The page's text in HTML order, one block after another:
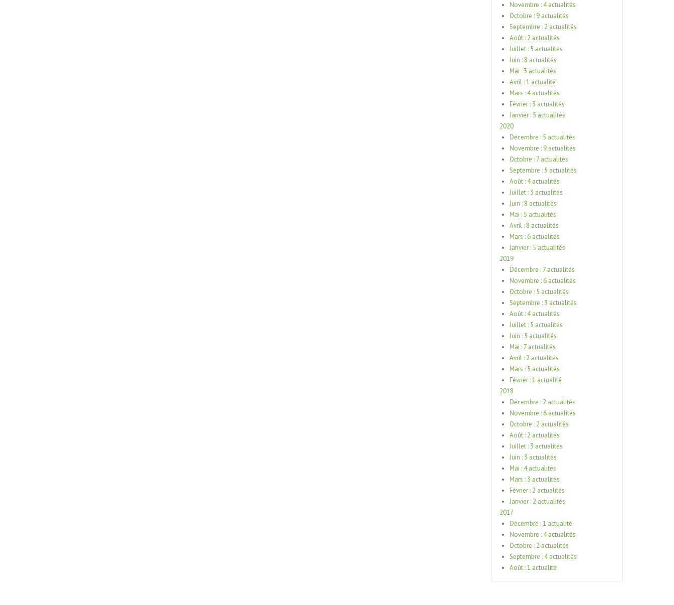
Novembre : 4 actualités
Octobre : 9 actualités
Septembre : 2 actualités
Août : 2 actualités
Juillet : 5 actualités
Juin : 8 actualités
Mai : 3 actualités
Avril : 1 actualité
Mars : 4 actualités
Février : 3 actualités
Janvier : 5 actualités
2020
Décembre : 5 actualités
Novembre : 9 actualités
Octobre : 7 actualités
Septembre : 5 actualités
Août : 4 actualités
Juillet : 3 actualités
Juin : 8 actualités
Mai : 5 actualités
Avril : 8 actualités
Mars : 6 actualités
Janvier : 5 actualités
2019
Décembre : 7 actualités
Novembre : 6 actualités
Octobre : 5 actualités
Septembre : 3 actualités
Août : 4 actualités
Juillet : 5 actualités
Juin : 5 actualités
Mai : 7 actualités
Avril : 2 actualités
Mars : 5 actualités
Février : 1 actualité
2018
Décembre : 2 actualités
Novembre : 6 actualités
Octobre : 2 actualités
Août : 2 actualités
Juillet : 3 actualités
Juin : 3 actualités
Mai : 4 actualités
Mars : 3 actualités
Février : 2 actualités
Janvier : 2 actualités
2017
Décembre : 1 actualité
Novembre : 4 actualités
Octobre : 2 actualités
Septembre : 4 actualités
Août : 1 actualité